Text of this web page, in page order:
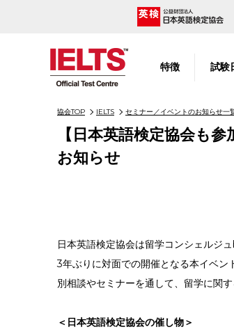
特徴 試験
協会TOP IELTS セミナー／イベントのお知らせ一
【日本英語検定協会も
お知らせ
日本英語検定協会は留学コンシェルジ
3年ぶりに対面での開催となる本イベ
別相談やセミナーを通して、留学に関
＜日本英語検定協会の催し物＞